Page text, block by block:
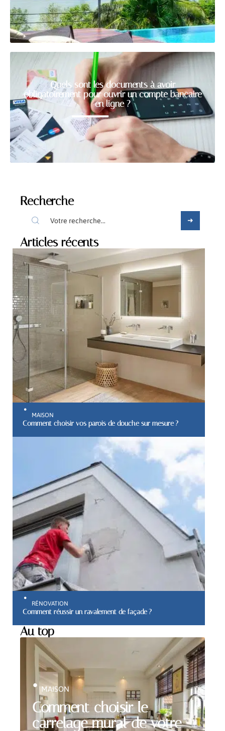
Quels sont les documents à avoir
obligatoirement pour ouvrir un compte bancaire
en ligne ?
Recherche
Articles récents
MAISON
Comment choisir vos parois de douche sur mesure ?
RÉNOVATION
Comment réussir un ravalement de façade ?
Au top
Comment choisir le
carrelage mural de votre
MAISON